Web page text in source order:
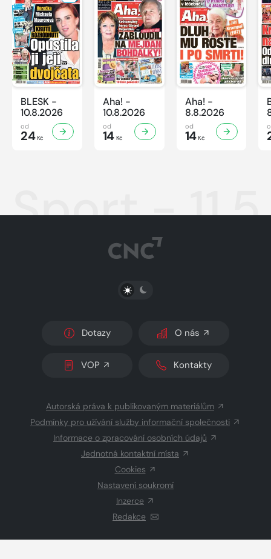
BLESK -
10.8.2026
od
24Kč
Aha! -
10.8.2026
od
14Kč
Aha! -
8.8.2026
od
14Kč
Sport -
PŘEPNOUT SVĚTLÝ/TMAVÝ REŽIM
Dotazy O nás
VOP Kontakty
Autorská práva k publikovaným materiálům
Podmínky pro užívání služby informační společnosti
Informace o zpracování osobních údajů
Jednotná kontaktní místa
Cookies
Nastavení soukromí
Inzerce
Redakce